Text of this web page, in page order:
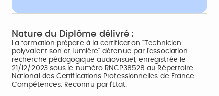
Nature du Diplôme délivré :
La formation prépare à la certification "Technicien
polyvalent son et lumière" détenue par l'association
recherche pédagogique audiovisuel, enregistrée le
21/12/2023 sous le numéro RNCP38528 au Répertoire
National des Certifications Professionnelles de France
Compétences. Reconnu par l'Etat.